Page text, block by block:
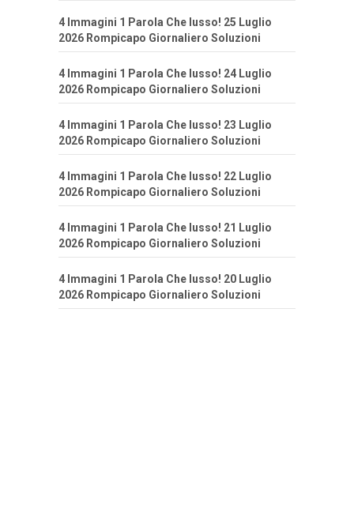
4 Immagini 1 Parola Che lusso! 25 Luglio
2026 Rompicapo Giornaliero Soluzioni
4 Immagini 1 Parola Che lusso! 24 Luglio
2026 Rompicapo Giornaliero Soluzioni
4 Immagini 1 Parola Che lusso! 23 Luglio
2026 Rompicapo Giornaliero Soluzioni
4 Immagini 1 Parola Che lusso! 22 Luglio
2026 Rompicapo Giornaliero Soluzioni
4 Immagini 1 Parola Che lusso! 21 Luglio
2026 Rompicapo Giornaliero Soluzioni
4 Immagini 1 Parola Che lusso! 20 Luglio
2026 Rompicapo Giornaliero Soluzioni